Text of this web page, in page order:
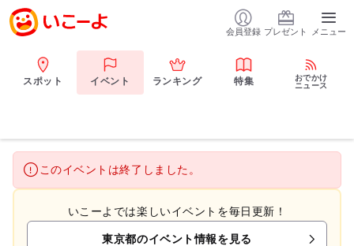
会員登録 プレゼント メニュー
スポット イベント ランキング 特集
おでかけ
ニュース
このイベントは終了しました。
いこーよでは楽しいイベントを毎日更新！
東京都のイベント情報を見る